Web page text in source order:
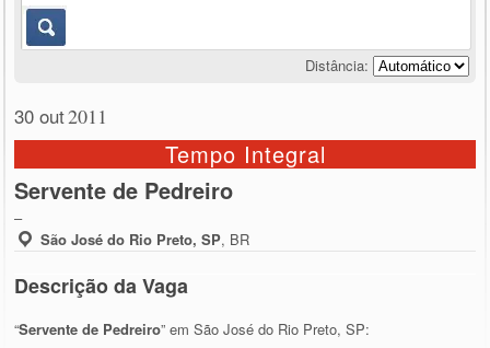
Distância:
30 out2011
Tempo Integral
Servente de Pedreiro
–
São José do Rio Preto, SP, BR
Descrição da Vaga
“Servente de Pedreiro” em São José do Rio Preto, SP: